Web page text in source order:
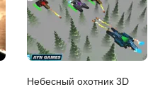
Небесный охотник 3D